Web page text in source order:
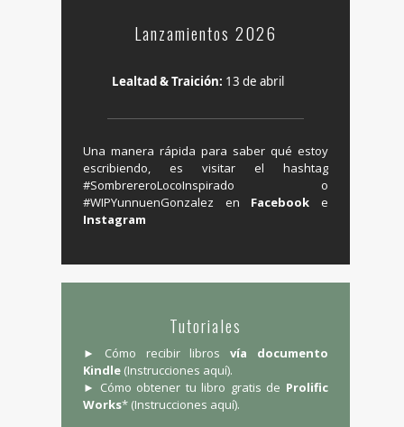
Lanzamientos 2026
Lealtad & Traición: 13 de abril
Una manera rápida para saber qué estoy
escribiendo, es visitar el hashtag
‬#SombrereroLocoInspirado o
#WIPYunnuenGonzalez en ‪ Facebook e
Instagram
Tutoriales
► Cómo recibir librosvía documento
Kindle (Instrucciones aquí).
► Cómo obtener tu libro gratis de Prolific
Works* (Instrucciones aquí).